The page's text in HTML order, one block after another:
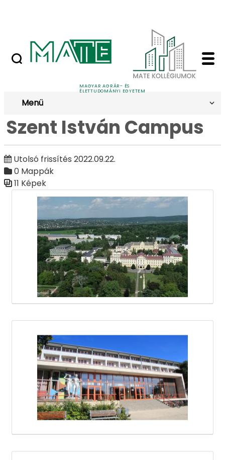
MAGYAR AGRÁR- ÉS
ÉLETTUDOMÁNYI EGYETEM
Nyilvános versenyeztetési felhívások
Szent István Campus
Galéria
Menü
Szent István Campus
Utolsó frissítés 2022.09.22.
0 Mappák
11 Képek
Médiatár